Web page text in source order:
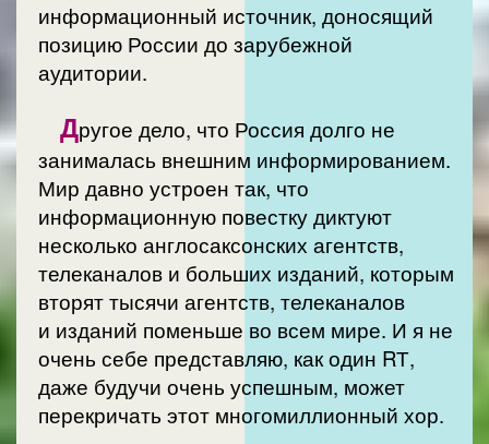
информационный источник, доносящий
позицию России до зарубежной
аудитории.
Другое дело, что Россия долго не
занималась внешним информированием.
Мир давно устроен так, что
информационную повестку диктуют
несколько англосаксонских агентств,
телеканалов и больших изданий, которым
вторят тысячи агентств, телеканалов
и изданий поменьше во всем мире. И я не
очень себе представляю, как один RТ,
даже будучи очень успешным, может
перекричать этот многомиллионный хор.